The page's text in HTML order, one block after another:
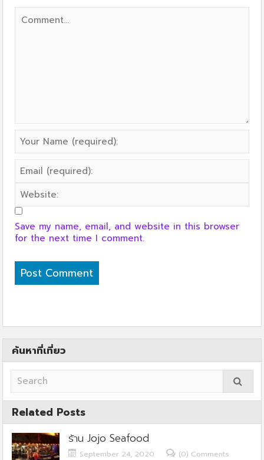
Save my name, email, and website in this browser
for the next time I comment.
ค้นหาที่เที่ยว
Related Posts
ร้าน Jojo Seafood
September 24, 2020 (0) Comments